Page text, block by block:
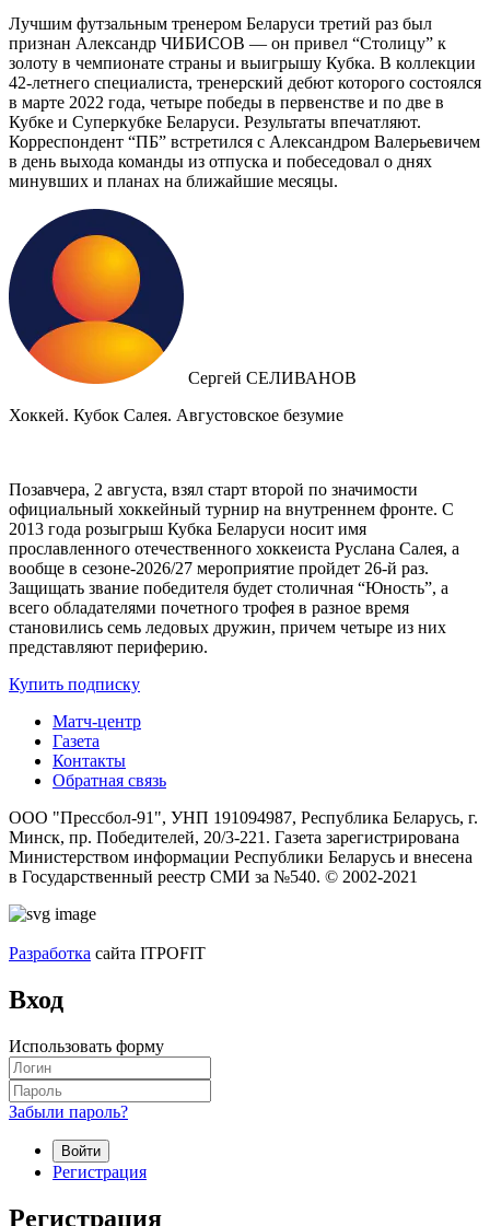
Лучшим футзальным тренером Беларуси третий раз был
признан Александр ЧИБИСОВ — он привел “Столицу” к
золоту в чемпионате страны и выигрышу Кубка. В коллекции
42-летнего специалиста, тренерский дебют которого состоялся
в марте 2022 года, четыре победы в первенстве и по две в
Кубке и Суперкубке Беларуси. Результаты впечатляют.
Корреспондент “ПБ” встретился с Александром Валерьевичем
в день выхода команды из отпуска и побеседовал о днях
минувших и планах на ближайшие месяцы.
Сергей СЕЛИВАНОВ
Хоккей. Кубок Салея. Августовское безумие
Позавчера, 2 августа, взял старт второй по значимости
официальный хоккейный турнир на внутреннем фронте. C
2013 года розыгрыш Кубка Беларуси носит имя
прославленного отечественного хоккеиста Руслана Салея, а
вообще в сезоне-2026/27 мероприятие пройдет 26-й раз.
Защищать звание победителя будет столичная “Юность”, а
всего обладателями почетного трофея в разное время
становились семь ледовых дружин, причем четыре из них
представляют периферию.
Купить подписку
Матч-центр
Газета
Контакты
Обратная связь
ООО "Прессбол-91", УНП 191094987, Республика Беларусь, г.
Минск, пр. Победителей, 20/3-221. Газета зарегистрирована
Министерством информации Республики Беларусь и внесена
в Государственный реестр СМИ за №540. © 2002-2021
Разработка сайта ITPOFIT
Вход
Использовать форму
Забыли пароль?
Войти
Регистрация
Регистрация